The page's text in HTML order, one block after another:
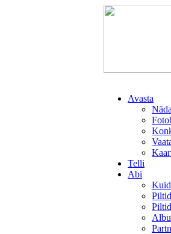
Avasta
Telli
Abi